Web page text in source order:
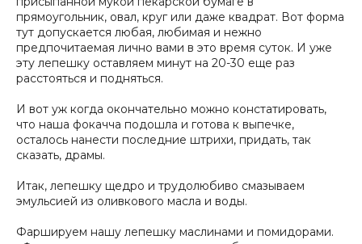
прямоугольник, овал, круг или даже квадрат. Вот форма
тут допускается любая, любимая и нежно
предпочитаемая лично вами в это время суток. И уже
эту лепешку оставляем минут на 20-30 еще раз
расстояться и подняться.
И вот уж когда окончательно можно констатировать,
что наша фокачча подошла и готова к выпечке,
осталось нанести последние штрихи, придать, так
сказать, драмы.
Итак, лепешку щедро и трудолюбиво смазываем
эмульсией из оливкового масла и воды.
Фаршируем нашу лепешку маслинами и помидорами.